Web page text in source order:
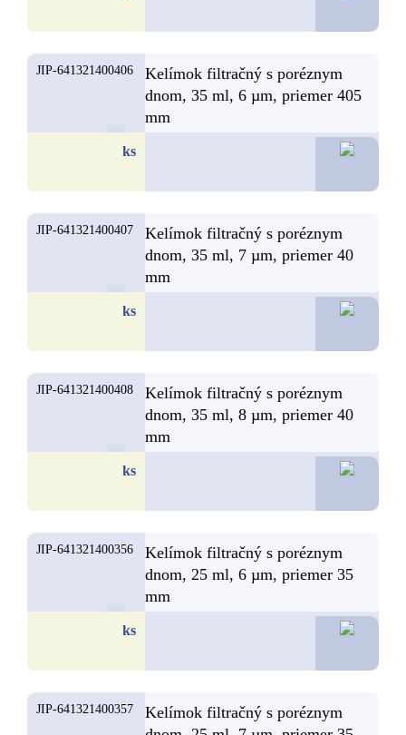
JIP-641321400406
Kelímok filtračný s poréznym
dnom, 35 ml, 6 µm, priemer 405
mm
ks
JIP-641321400407
Kelímok filtračný s poréznym
dnom, 35 ml, 7 µm, priemer 40
mm
ks
JIP-641321400408
Kelímok filtračný s poréznym
dnom, 35 ml, 8 µm, priemer 40
mm
ks
JIP-641321400356
Kelímok filtračný s poréznym
dnom, 25 ml, 6 µm, priemer 35
mm
ks
JIP-641321400357
Kelímok filtračný s poréznym